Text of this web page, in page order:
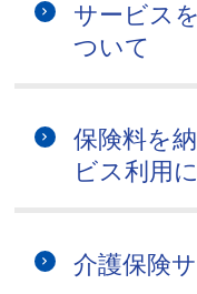
サービス
ついて
保険料を
ビス利用
介護保険